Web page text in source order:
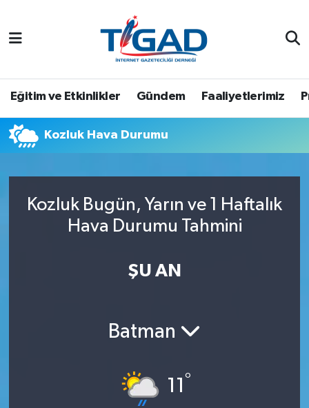
Eğitim ve Etkinlikler Gündem Faaliyetlerimiz
Kozluk Hava Durumu
Kozluk Bugün, Yarın ve 1 Haftalık
Hava Durumu Tahmini
ŞU AN
Batman
11 °
Nöbetçi Eczaneler
Tüm Manşetler
Son Dakika Haberleri